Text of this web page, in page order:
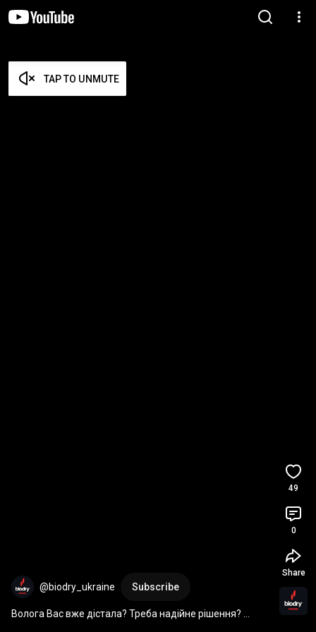
TAP TO UNMUTE
@biodry_ukraine Subscribe
Волога Вас вже дістала? Треба надійне рішення?
49
0
Share